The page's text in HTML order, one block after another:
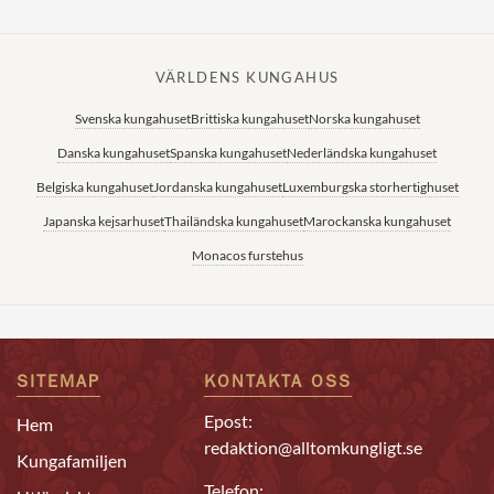
VÄRLDENS KUNGAHUS
Svenska kungahusetBrittiska kungahusetNorska kungahuset
Danska kungahusetSpanska kungahusetNederländska kungahuset
Belgiska kungahusetJordanska kungahusetLuxemburgska storhertighuset
Japanska kejsarhusetThailändska kungahusetMarockanska kungahuset
Monacos furstehus
SITEMAP
Hem
Kungafamiljen
KONTAKTA OSS
Epost:
redaktion@alltomkungligt.se